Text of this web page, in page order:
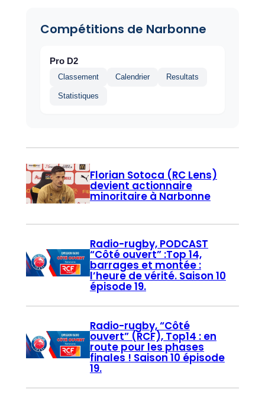
Compétitions de Narbonne
Pro D2
Classement Calendrier Resultats
Statistiques
Florian Sotoca (RC Lens)
devient actionnaire
minoritaire à Narbonne
Radio-rugby, PODCAST
“Côté ouvert” :Top 14,
barrages et montée :
l’heure de vérité. Saison 10
épisode 19.
Radio-rugby, “Côté
ouvert” (RCF), Top14 : en
route pour les phases
finales ! Saison 10 épisode
19.